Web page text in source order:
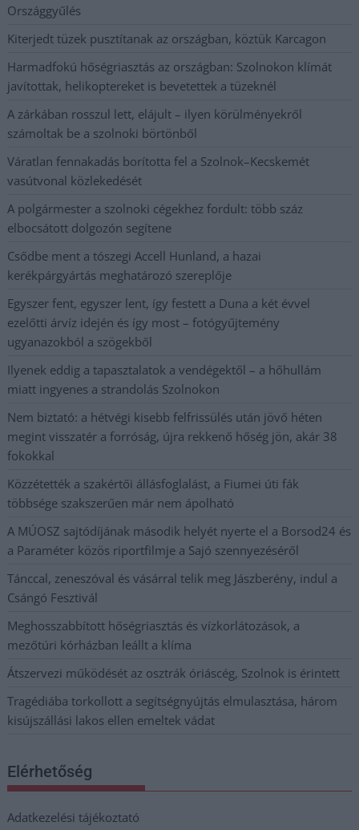
Országgyűlés
Kiterjedt tüzek pusztítanak az országban, köztük Karcagon
Harmadfokú hőségriasztás az országban: Szolnokon klímát
javítottak, helikoptereket is bevetettek a tüzeknél
A zárkában rosszul lett, elájult – ilyen körülményekről
számoltak be a szolnoki börtönből
Váratlan fennakadás borította fel a Szolnok–Kecskemét
vasútvonal közlekedését
A polgármester a szolnoki cégekhez fordult: több száz
elbocsátott dolgozón segítene
Csődbe ment a tószegi Accell Hunland, a hazai
kerékpárgyártás meghatározó szereplője
Egyszer fent, egyszer lent, így festett a Duna a két évvel
ezelőtti árvíz idején és így most – fotógyűjtemény
ugyanazokból a szögekből
Ilyenek eddig a tapasztalatok a vendégektől – a hőhullám
miatt ingyenes a strandolás Szolnokon
Nem biztató: a hétvégi kisebb felfrissülés után jövő héten
megint visszatér a forróság, újra rekkenő hőség jön, akár 38
fokokkal
Közzétették a szakértői állásfoglalást, a Fiumei úti fák
többsége szakszerűen már nem ápolható
A MÚOSZ sajtódíjának második helyét nyerte el a Borsod24 és
a Paraméter közös riportfilmje a Sajó szennyezéséről
Tánccal, zeneszóval és vásárral telik meg Jászberény, indul a
Csángó Fesztivál
Meghosszabbított hőségriasztás és vízkorlátozások, a
mezőtúri kórházban leállt a klíma
Átszervezi működését az osztrák óriáscég, Szolnok is érintett
Tragédiába torkollott a segítségnyújtás elmulasztása, három
kisújszállási lakos ellen emeltek vádat
Elérhetőség
Adatkezelési tájékoztató